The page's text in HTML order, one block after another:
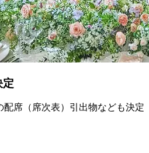
定
席（席次表）引出物なども決定